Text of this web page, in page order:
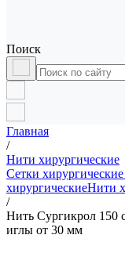
Поиск
Главная
/
Нити хирургические
Сетки
хирургическиеНити
/
Нить Сургикрол 150
иглы от 30 мм